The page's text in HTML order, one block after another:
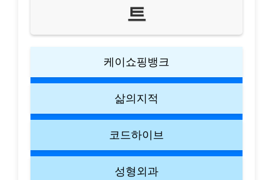
트
케이쇼핑뱅크
삶의지적
코드하이브
성형외과